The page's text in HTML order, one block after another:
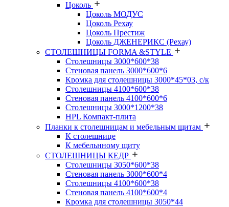
Цоколь
Цоколь МОДУС
Цоколь Рехау
Цоколь Престиж
Цоколь ДЖЕНЕРИКС (Рехау)
СТОЛЕШНИЦЫ FORMA &STYLE
Столешницы 3000*600*38
Стеновая панель 3000*600*6
Кромка для столешницы 3000*45*03, с/к
Столешницы 4100*600*38
Стеновая панель 4100*600*6
Столешницы 3000*1200*38
HPL Компакт-плита
Планки к столешницам и мебельным щитам
К столешнице
К мебельнному щиту
СТОЛЕШНИЦЫ КЕДР
Столешницы 3050*600*38
Стеновая панель 3000*600*4
Столешницы 4100*600*38
Стеновая панель 4100*600*4
Кромка для столешницы 3050*44